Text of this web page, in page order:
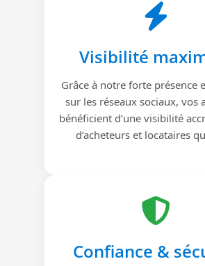
Visibilité
Grâce à notre forte présence
sur les réseaux sociaux, vos
bénéficient d’une visibilité
d’acheteurs et locataires
Confiance &